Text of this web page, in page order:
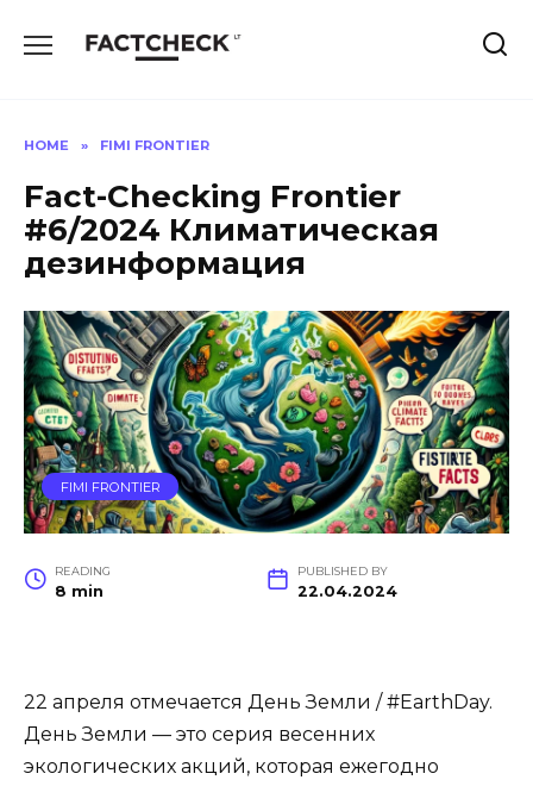
HOME » FIMI FRONTIER
Fact-Checking Frontier
#6/2024 Климатическая
дезинформация
FIMI FRONTIER
READING
8 min
PUBLISHED BY
22.04.2024
22 апреля отмечается День Земли / #EarthDay.
День Земли — это серия весенних
экологических акций, которая ежегодно